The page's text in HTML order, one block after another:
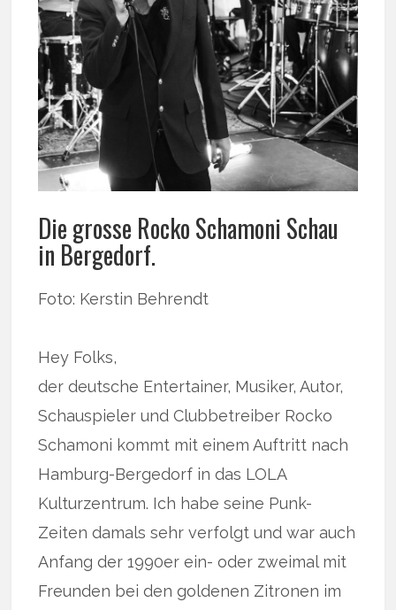
Die grosse Rocko Schamoni Schau
in Bergedorf.
Foto: Kerstin Behrendt
Hey Folks,
der deutsche Entertainer, Musiker, Autor,
Schauspieler und Clubbetreiber Rocko
Schamoni kommt mit einem Auftritt nach
Hamburg-Bergedorf in das LOLA
Kulturzentrum. Ich habe seine Punk-
Zeiten damals sehr verfolgt und war auch
Anfang der 1990er ein- oder zweimal mit
Freunden bei den goldenen Zitronen im